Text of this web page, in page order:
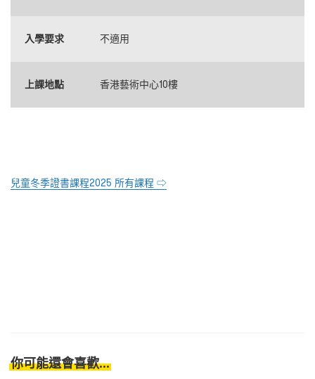
入學要求 不適用
上課地點 香港藝術中心10樓
兒童冬季證書課程2025 所有課程 ⇨
你可能還會喜歡...